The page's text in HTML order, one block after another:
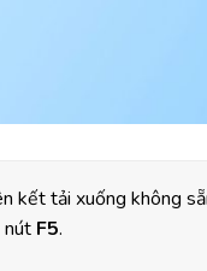
kết tải xuống không
nút F5.